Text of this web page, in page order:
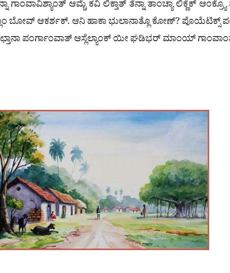
ಆಮ್ಚೆ ಕವಿ ಲಿಕ್ತಾತ್ ತೆನ್ನಾ ತಾಂಚ್ಯಾ ಲಿಕ್ಣೆಕ್
ಬೋವ್ ಆಕರ್ಶಕ್. ಆನಿ ಹಾಕಾ ಭುಲಾನಾತ್ಲೊ ಕೋಣ್? ಪೊಯೆಟಿಕ್ಸ್
ಪಂರ್ಗಾಂವಾತ್ ಆಸ್ಲೆಲ್ಯಾಂಕ್ ಯೀ ಘಡಿಭರ್ ಮಾಂಯ್